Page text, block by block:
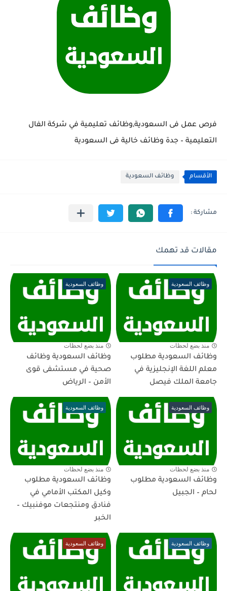
فرص عمل فى السعودية,وظائف تعليمية في شركة الفال
التعليمية – جدة وظائف خالية فى السعودية
الأقسام وظائف السعودية
مقالات قد تهمك
وظائف السعودية
منذ بضع لحظات
وظائف السعودية مطلوب
معلم اللغة الإنجليزية في
جامعة الملك فيصل
وظائف السعودية
منذ بضع لحظات
وظائف السعودية وظائف
صحية في مستشفى قوى
الأمن – الرياض
وظائف السعودية
منذ بضع لحظات
وظائف السعودية مطلوب
لحام – الجبيل
وظائف السعودية
منذ بضع لحظات
وظائف السعودية مطلوب
وكيل المكتب الأمامي في
فنادق ومنتجعات موفنبيك –
الخبر
وظائف السعودية وظائف السعودية